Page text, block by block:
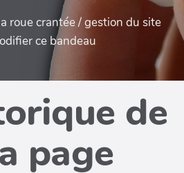
roue crantée / gestion du site
ce bandeau
de
page